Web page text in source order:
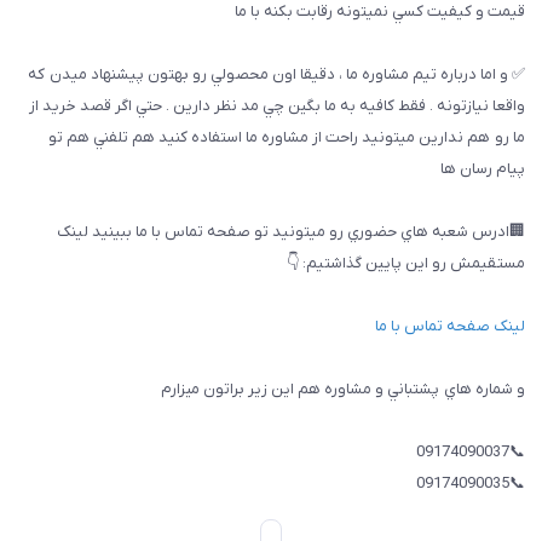
قيمت و كيفيت كسي نميتونه رقابت بكنه با ما
✅ و اما درباره تيم مشاوره ما ، دقيقا اون محصولي رو بهتون پيشنهاد ميدن كه
واقعا نيازتونه . فقط كافيه به ما بگين چي مد نظر دارين . حتي اگر قصد خريد از
ما رو هم ندارين ميتونيد راحت از مشاوره ما استفاده كنيد هم تلفني هم تو
پيام رسان ها
🏢ادرس شعبه هاي حضوري رو ميتونيد تو صفحه تماس با ما ببینيد لینک
مستقیمش رو این پایین گذاشتیم: 👇
لینک صفحه تماس با ما
و شماره هاي پشتباني و مشاوره هم اين زير براتون ميزارم
📞09174090037
📞09174090035